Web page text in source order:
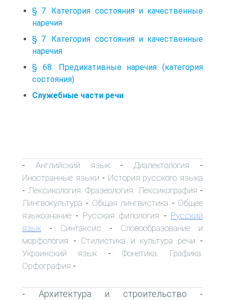
§ 7. Категория состояния и качественные
наречия
§ 7. Категория состояния и качественные
наречия
§ 68. Предикативные наречия (категория
состояния)
Служебные части речи
- Английский язык- Диалектология -
Иностранные языки - История русского языка
- Лексикология. Фразеология. Лексикография -
Лингвокультура - Общая лингвистика - Общее
языкознание - Русская филология - Русский
язык - Синтаксис - Словообразование и
морфология - Стилистика и культура речи -
Украинский язык - Фонетика. Графика.
Орфография -
- Архитектура и строительство -